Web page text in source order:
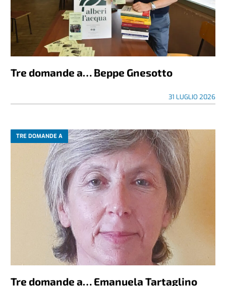
Tre domande a… Beppe Gnesotto
31 LUGLIO 2026
TRE DOMANDE A
Tre domande a… Emanuela Tartaglino